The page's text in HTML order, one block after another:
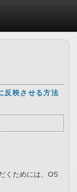
反映させる方法
くためには、OS